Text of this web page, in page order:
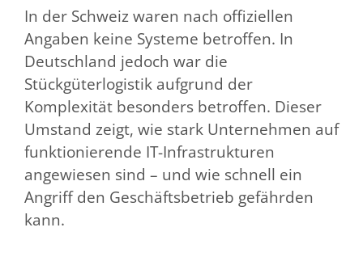
In der Schweiz waren nach offiziellen
Angaben keine Systeme betroffen. In
Deutschland jedoch war die
Stückgüterlogistik aufgrund der
Komplexität besonders betroffen. Dieser
Umstand zeigt, wie stark Unternehmen auf
funktionierende IT-Infrastrukturen
angewiesen sind – und wie schnell ein
Angriff den Geschäftsbetrieb gefährden
kann.